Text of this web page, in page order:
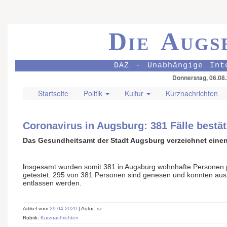
Die
DAZ - Unabhängige
Donnerstag,
Startseite Politik Kultur Kurznachrichten
Coronavirus in Augsburg: 381 Fälle
Das Gesundheitsamt der Stadt Augsburg verzeichnet
Insgesamt wurden somit 381 in Augsburg wohnhafte
getestet. 295 von 381 Personen sind genesen und konnten
entlassen werden.
Artikel vom 29.04.2020 | Autor: sz
Rubrik: Kurznachrichten